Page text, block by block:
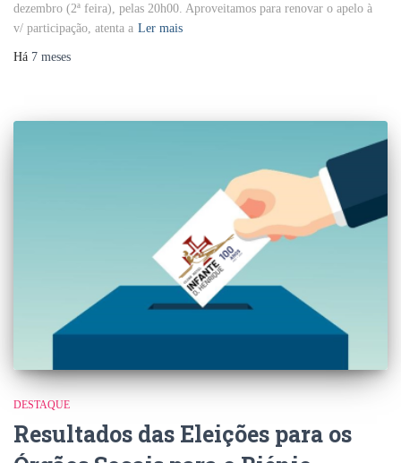
dezembro (2ª feira), pelas 20h00. Aproveitamos para renovar o apelo à
v/ participação, atenta a Ler mais
Há 7 meses
DESTAQUE
Resultados das Eleições para os